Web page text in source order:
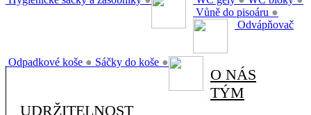
Vůně do pisoáru ●
Odpadkové koše ● Sáčky do koše ●
Odvápňovač
O NÁS
TÝM
UDRŽITELNOST